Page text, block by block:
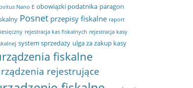
Nano E obowiązki podatnika paragon
Posnet przepisy fiskalne raport
rejestracja kas fiskalnych rejestracja kasy
system sprzedaży ulga za zakup kasy
fiskalne
rejestrujące